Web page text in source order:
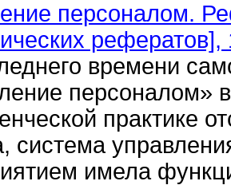
персоналом.
рефератов],
времени
персоналом»
практике
система
имела